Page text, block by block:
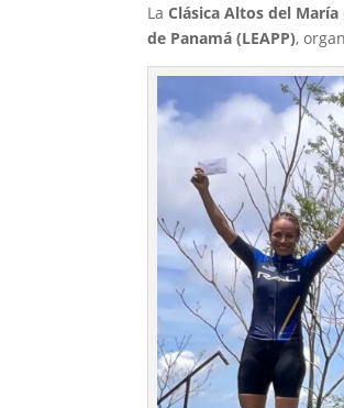
LaClásica Altos del María
de Panamá (LEAPP),